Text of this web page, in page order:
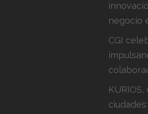
negocio
CGI